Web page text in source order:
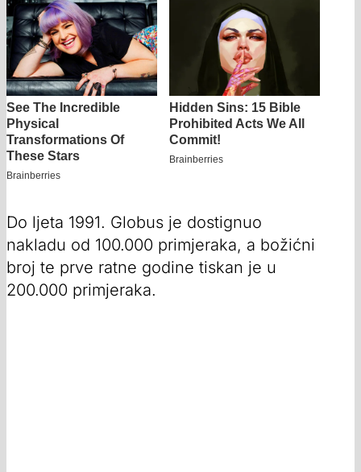
Do ljeta 1991. Globus je dostignuo
nakladu od 100.000 primjeraka, a božićni
broj te prve ratne godine tiskan je u
200.000 primjeraka.